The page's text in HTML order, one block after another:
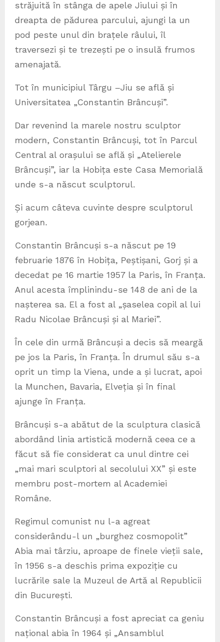
străjuită în stânga de apele Jiului și în
dreapta de pădurea parcului, ajungi la un
pod peste unul din brațele râului, îl
traversezi și te trezești pe o insulă frumos
amenajată.
Tot în municipiul Târgu –Jiu se află și
Universitatea „Constantin Brâncuși”.
Dar revenind la marele nostru sculptor
modern, Constantin Brâncuși, tot în Parcul
Central al orașului se află și „Atelierele
Brâncuși”, iar la Hobița este Casa Memorială
unde s-a născut sculptorul.
Și acum câteva cuvinte despre sculptorul
gorjean.
Constantin Brâncuși s-a născut pe 19
februarie 1876 în Hobița, Peștișani, Gorj și a
decedat pe 16 martie 1957 la Paris, în Franța.
Anul acesta împlinindu-se 148 de ani de la
nașterea sa. El a fost al „șaselea copil al lui
Radu Nicolae Brâncuși și al Mariei”.
În cele din urmă Brâncuși a decis să meargă
pe jos la Paris, în Franța. În drumul său s-a
oprit un timp la Viena, unde a și lucrat, apoi
la Munchen, Bavaria, Elveția și în final
ajunge în Franța.
Brâncuși s-a abătut de la sculptura clasică
abordând linia artistică modernă ceea ce a
făcut să fie considerat ca unul dintre cei
„mai mari sculptori al secolului XX” și este
membru post-mortem al Academiei
Române.
Regimul comunist nu l-a agreat
considerându-l un „burghez cosmopolit”
Abia mai târziu, aproape de finele vieții sale,
în 1956 s-a deschis prima expoziție cu
lucrările sale la Muzeul de Artă al Republicii
din București.
Constantin Brâncuși a fost apreciat ca geniu
național abia în 1964 și „Ansamblul